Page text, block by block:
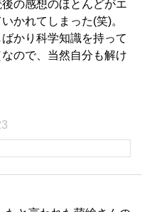
の感想のほとんどがエ
かれてしまった(笑)。
かり科学知識を持って
ので、当然自分も解け